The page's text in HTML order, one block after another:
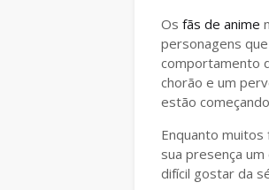
Os fãs de anime
personagens
comportamento
chorão e um
estão
Enquanto muitos
sua presença
difícil gostar da